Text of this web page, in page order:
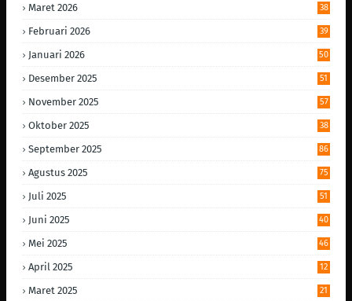
Maret 2026 38
Februari 2026 39
Januari 2026 50
Desember 2025 51
November 2025 57
Oktober 2025 38
September 2025 86
Agustus 2025 75
Juli 2025 51
Juni 2025 40
Mei 2025 46
April 2025 12
Maret 2025 21